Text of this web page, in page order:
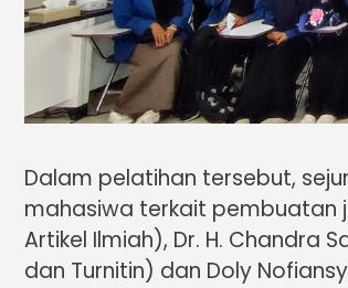
Dalam pelatihan tersebut,
mahasiwa terkait pembuatan
Artikel Ilmiah), Dr. H. Chandra
dan Turnitin) dan Doly